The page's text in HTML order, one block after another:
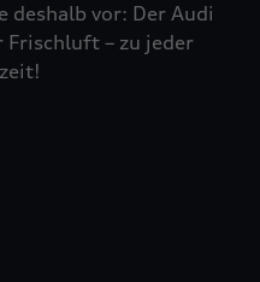
deshalb vor: Der Audi
– zu jeder